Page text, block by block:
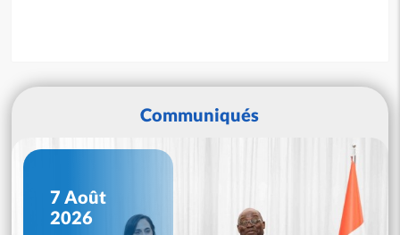
Communiqués
7 Août
2026